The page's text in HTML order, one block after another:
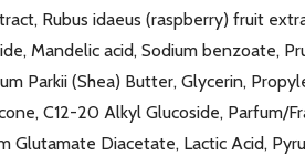
Rubus idaeus (raspberry) fruit
Mandelic acid, Sodium benzoate,
Parkii (Shea) Butter, Glycerin,
C12-20 Alkyl Glucoside, Parfum/
Glutamate Diacetate, Lactic Acid,